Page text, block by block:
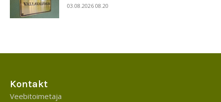
03.08.2026 08.20
Kontakt
Veebitoimetaja